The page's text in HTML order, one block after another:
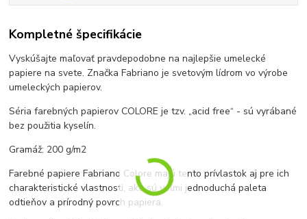
Kompletné špecifikácie
Vyskúšajte maľovať pravdepodobne na najlepšie umelecké
papiere na svete. Značka Fabriano je svetovým lídrom vo výrobe
umeleckých papierov.
Séria farebných papierov COLORE je tzv. „acid free“ - sú vyrábané
bez použitia kyselín.
Gramáž: 200 g/m2
Farebné papiere Fabriano Colore majú tento prívlastok aj pre ich
charakteristické vlastnosti, ako sú veľmi jednoduchá paleta
odtieňov a prírodný povrch papiera.